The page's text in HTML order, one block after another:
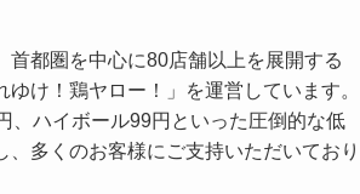
首都圏を中心に80店舗以上を展開する
ゆけ！鶏ヤロー！」を運営しています。
、ハイボール99円といった圧倒的な低
、多くのお客様にご支持いただいており